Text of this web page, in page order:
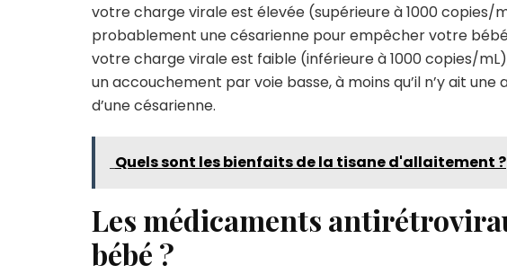
votre charge virale est élevée (supérieure à 1000
probablement une césarienne pour empêcher votre
votre charge virale est faible (inférieure à 1000 copies/
un accouchement par voie basse, à moins qu’il n’y ait
d’une césarienne.
Quels sont les bienfaits de la tisane d'allaitement ?
Les médicaments
bébé ?